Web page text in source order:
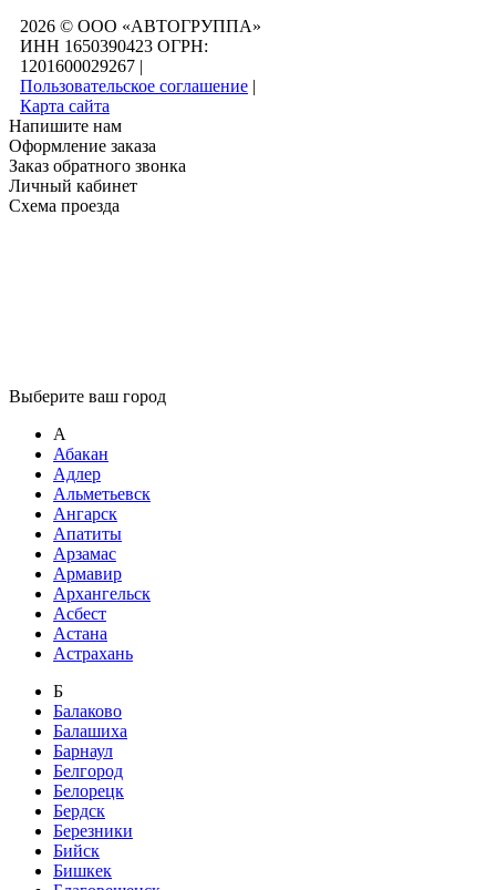
2026 © ООО «АВТОГРУППА»
ИНН 1650390423 ОГРН:
1201600029267 |
Пользовательское соглашение |
Карта сайта
Напишите нам
Оформление заказа
Заказ обратного звонка
Личный кабинет
Схема проезда
Выберите ваш город
А
Абакан
Адлер
Альметьевск
Ангарск
Апатиты
Арзамас
Армавир
Архангельск
Асбест
Астана
Астрахань
Б
Балаково
Балашиха
Барнаул
Белгород
Белорецк
Бердск
Березники
Бийск
Бишкек